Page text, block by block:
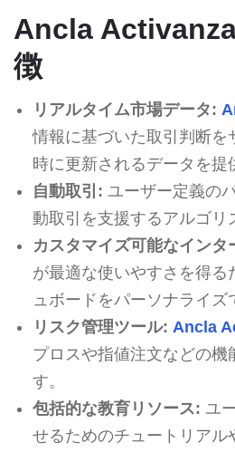
Ancla
徴
リアルタイム市場データ:
情報に基づいた取引判断を
時に更新されるデータを提
自動取引: ユーザー定義の
動取引を支援するアルゴリ
カスタマイズ可能なインタ
が最適な使いやすさを得る
ュボードをパーソナライズ
リスク管理ツール: Ancla
プロスや指値注文などの機
す。
包括的な教育リソース: ユ
せるためのチュートリアル